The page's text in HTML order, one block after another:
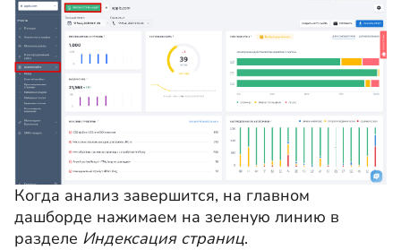
Когда анализ завершится, на главном
дашборде нажимаем на зеленую линию в
разделе Индексация страниц.